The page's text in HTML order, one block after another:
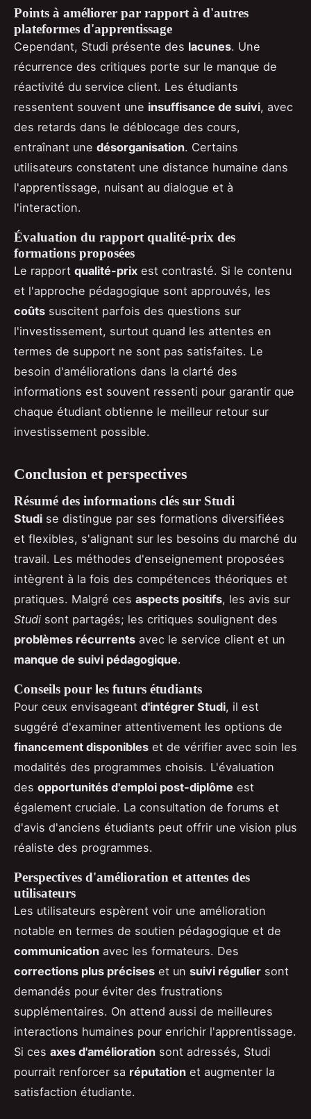
Points à améliorer par rapport à d'autres
plateformes d'apprentissage
Cependant, Studi présente des lacunes. Une
récurrence des critiques porte sur le manque de
réactivité du service client. Les étudiants
ressentent souvent une insuffisance de suivi, avec
des retards dans le déblocage des cours,
entraînant une désorganisation. Certains
utilisateurs constatent une distance humaine dans
l'apprentissage, nuisant au dialogue et à
l'interaction.
Évaluation du rapport qualité-prix des
formations proposées
Le rapport qualité-prix est contrasté. Si le contenu
et l'approche pédagogique sont approuvés, les
coûts suscitent parfois des questions sur
l'investissement, surtout quand les attentes en
termes de support ne sont pas satisfaites. Le
besoin d'améliorations dans la clarté des
informations est souvent ressenti pour garantir que
chaque étudiant obtienne le meilleur retour sur
investissement possible.
Conclusion et perspectives
Résumé des informations clés sur Studi
Studi se distingue par ses formations diversifiées
et flexibles, s'alignant sur les besoins du marché du
travail. Les méthodes d'enseignement proposées
intègrent à la fois des compétences théoriques et
pratiques. Malgré ces aspects positifs, les avis sur
Studi sont partagés; les critiques soulignent des
problèmes récurrents avec le service client et un
manque de suivi pédagogique.
Conseils pour les futurs étudiants
Pour ceux envisageant d'intégrer Studi, il est
suggéré d'examiner attentivement les options de
financement disponibles et de vérifier avec soin les
modalités des programmes choisis. L'évaluation
des opportunités d'emploi post-diplôme est
également cruciale. La consultation de forums et
d'avis d'anciens étudiants peut offrir une vision plus
réaliste des programmes.
Perspectives d'amélioration et attentes des
utilisateurs
Les utilisateurs espèrent voir une amélioration
notable en termes de soutien pédagogique et de
communication avec les formateurs. Des
corrections plus précises et un suivi régulier sont
demandés pour éviter des frustrations
supplémentaires. On attend aussi de meilleures
interactions humaines pour enrichir l'apprentissage.
Si ces axes d'amélioration sont adressés, Studi
pourrait renforcer sa réputation et augmenter la
satisfaction étudiante.